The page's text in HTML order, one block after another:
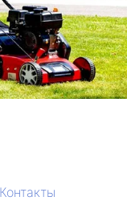
Контакты